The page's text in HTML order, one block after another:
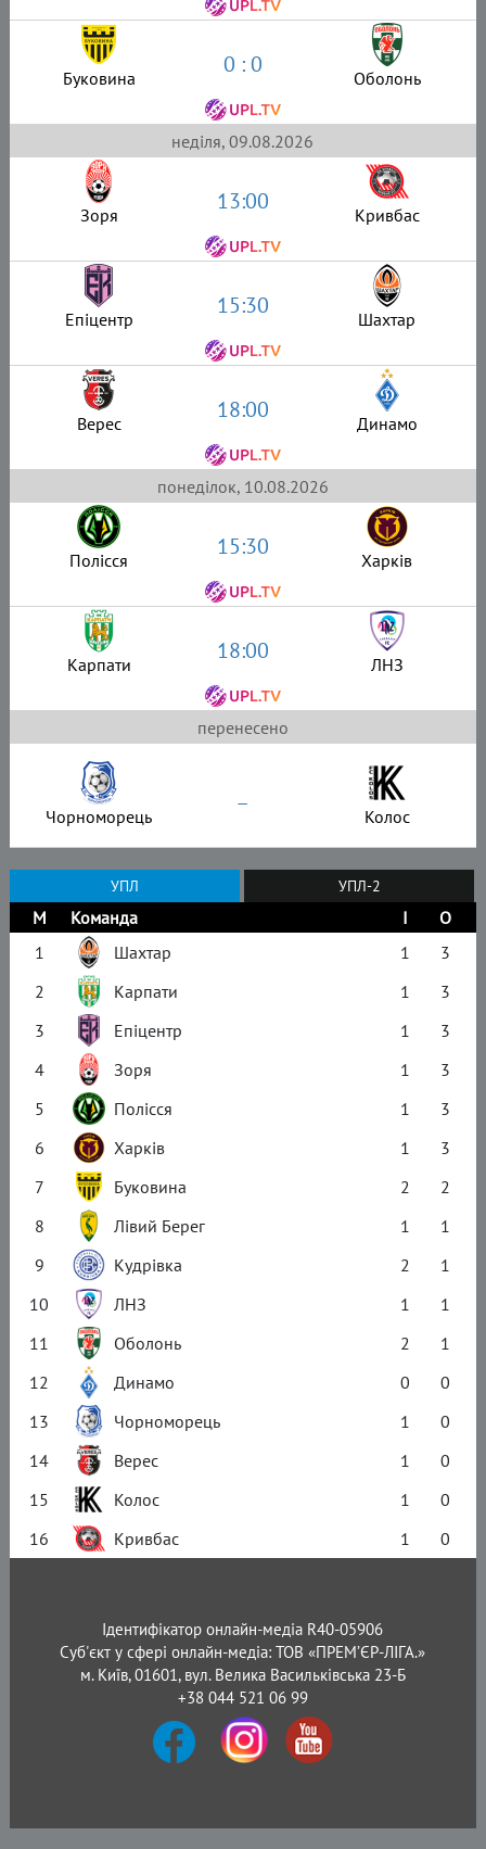
Буковина 0 : 0 Оболонь
неділя, 09.08.2026
Зоря 13:00 Кривбас
Епіцентр 15:30 Шахтар
Верес 18:00 Динамо
понеділок, 10.08.2026
Полісся 15:30 Харків
Карпати 18:00 ЛНЗ
перенесено
Чорноморець – Колос
УПЛ УПЛ-2
М Команда І
О
1
Шахтар 1
3
2
Карпати 1
3
3
Епіцентр 1
3
4
Зоря 1
3
5
Полісся 1
3
6
Харків 1
3
7
Буковина 2
2
8
Лівий Берег 1
1
9
Кудрівка 2
1
10
ЛНЗ 1
1
11
Оболонь 2
1
12
Динамо 0
0
13
Чорноморець 1
0
14
Верес 1
0
15
Колос 1
0
16
Кривбас 1 0
Ідентифікатор онлайн-медіа R40-05906
Суб'єкт у сфері онлайн-медіа: ТОВ «ПРЕМ’ЄР-ЛІГА.»
м. Київ, 01601, вул. Велика Васильківська 23-Б
+38 044 521 06 99